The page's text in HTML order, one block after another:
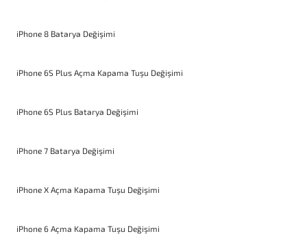
iPhone 8 Batarya Değişimi
iPhone 6S Plus Açma Kapama Tuşu Değişimi
iPhone 6S Plus Batarya Değişimi
iPhone 7 Batarya Değişimi
iPhone X Açma Kapama Tuşu Değişimi
iPhone 6 Açma Kapama Tuşu Değişimi